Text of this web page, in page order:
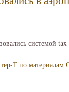
системой
Т по